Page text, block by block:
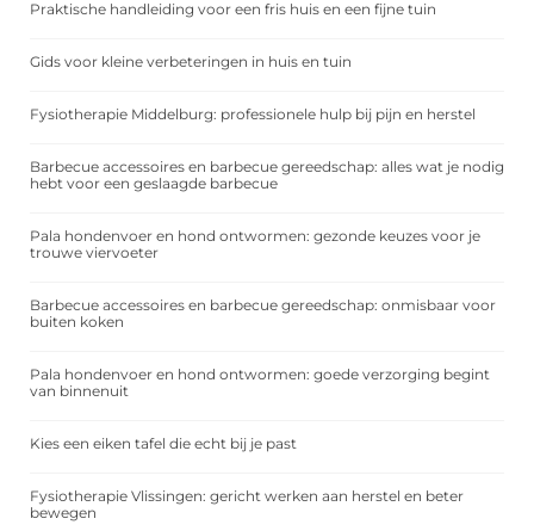
Praktische handleiding voor een fris huis en een fijne tuin
Gids voor kleine verbeteringen in huis en tuin
Fysiotherapie Middelburg: professionele hulp bij pijn en herstel
Barbecue accessoires en barbecue gereedschap: alles wat je nodig
hebt voor een geslaagde barbecue
Pala hondenvoer en hond ontwormen: gezonde keuzes voor je
trouwe viervoeter
Barbecue accessoires en barbecue gereedschap: onmisbaar voor
buiten koken
Pala hondenvoer en hond ontwormen: goede verzorging begint
van binnenuit
Kies een eiken tafel die echt bij je past
Fysiotherapie Vlissingen: gericht werken aan herstel en beter
bewegen